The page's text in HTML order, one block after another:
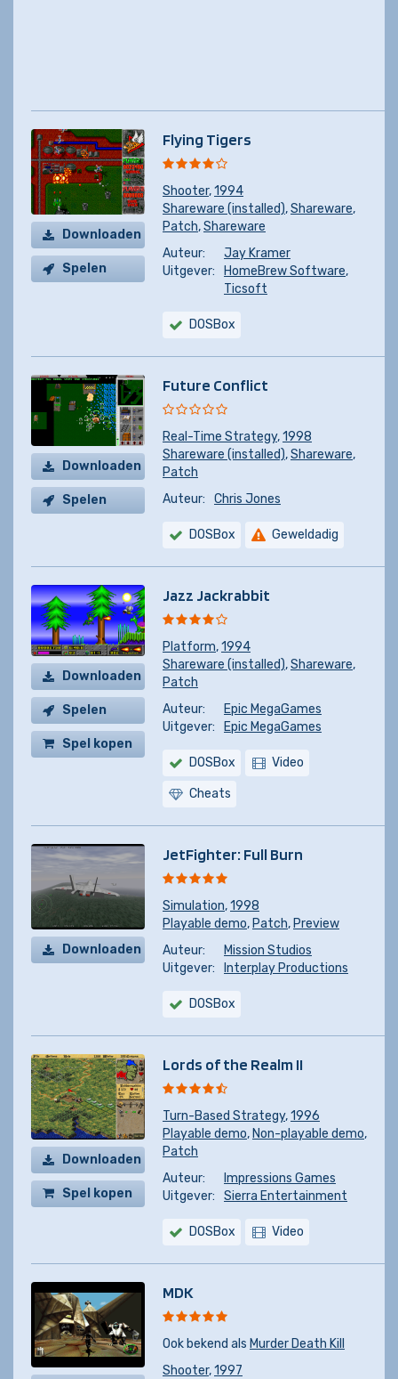
Downloaden
Spelen
Flying Tigers
Shooter,1994
Shareware (installed),Shareware,
Patch,Shareware
Auteur:
Jay Kramer
Uitgever:
HomeBrew Software,
Ticsoft
DOSBox
Downloaden
Spelen
Future Conflict
Real-Time Strategy,1998
Shareware (installed),Shareware,
Patch
Auteur:
Chris Jones
DOSBox Geweldadig
Downloaden
Spelen
Spel kopen
Jazz Jackrabbit
Platform,1994
Shareware (installed),Shareware,
Patch
Auteur:
Epic MegaGames
Uitgever:
Epic MegaGames
DOSBox Video
Cheats
Downloaden
JetFighter: Full Burn
Simulation,1998
Playable demo, Patch, Preview
Auteur:
Mission Studios
Uitgever:
Interplay Productions
DOSBox
Downloaden
Spel kopen
Lords of the Realm II
Turn-Based Strategy,1996
Playable demo, Non-playable demo,
Patch
Auteur:
Impressions Games
Uitgever:
Sierra Entertainment
DOSBox Video
MDK
Ook bekend als Murder Death Kill
Shooter,1997